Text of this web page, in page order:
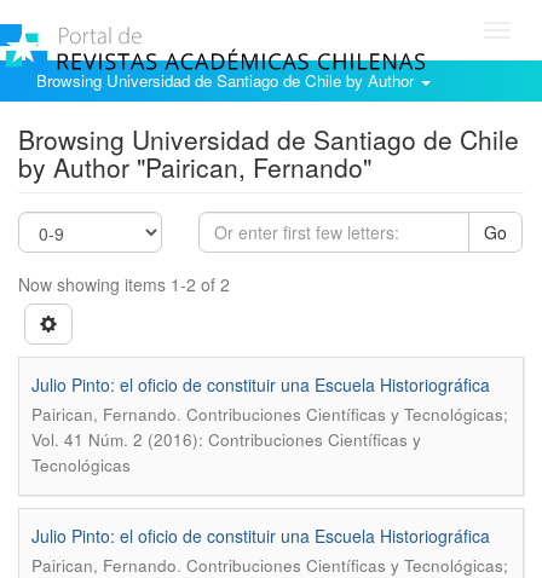
Browsing Universidad de Santiago de Chile by Author
Browsing Universidad de Santiago de Chile
by Author "Pairican, Fernando"
Go
Now showing items 1-2 of 2
Julio Pinto: el oficio de constituir una Escuela Historiográfica
Pairican, Fernando. Contribuciones Científicas y Tecnológicas;
Vol. 41 Núm. 2 (2016): Contribuciones Científicas y
Tecnológicas
Julio Pinto: el oficio de constituir una Escuela Historiográfica
Pairican, Fernando. Contribuciones Científicas y Tecnológicas;